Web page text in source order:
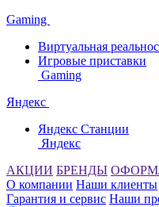
Gaming
Виртуальная
Игровые приставки
Gaming
Яндекс
Яндекс Станции
Яндекс
АКЦИИ БРЕНДЫ
О компании Наши клиенты
Гарантия и сервис Наши